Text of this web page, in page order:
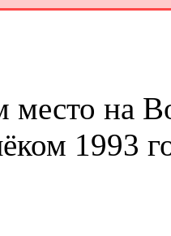
место на
1993